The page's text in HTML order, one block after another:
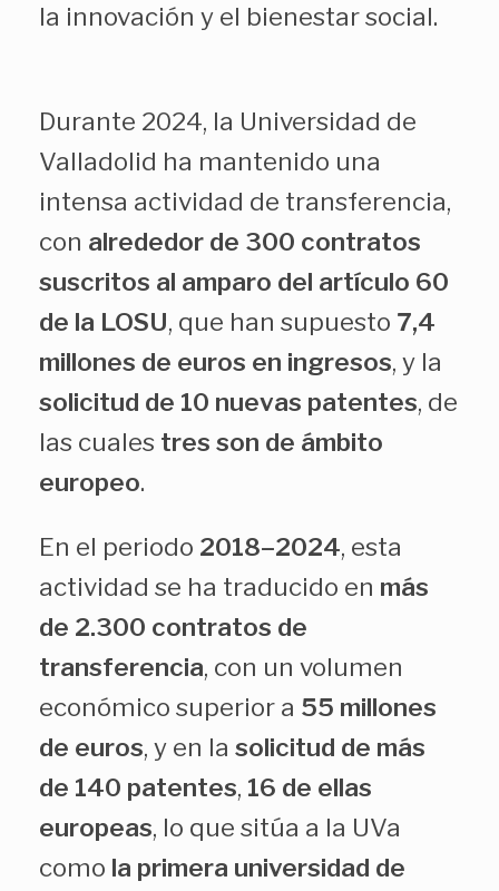
la innovación y el bienestar social.
Durante 2024, la Universidad de
Valladolid ha mantenido una
intensa actividad de transferencia,
con alrededor de 300 contratos
suscritos al amparo del artículo 60
de la LOSU, que han supuesto 7,4
millones de euros en ingresos, y la
solicitud de 10 nuevas patentes, de
las cuales tres son de ámbito
europeo.
En el periodo 2018–2024, esta
actividad se ha traducido en más
de 2.300 contratos de
transferencia, con un volumen
económico superior a 55 millones
de euros, y en la solicitud de más
de 140 patentes, 16 de ellas
europeas, lo que sitúa a la UVa
como la primera universidad de